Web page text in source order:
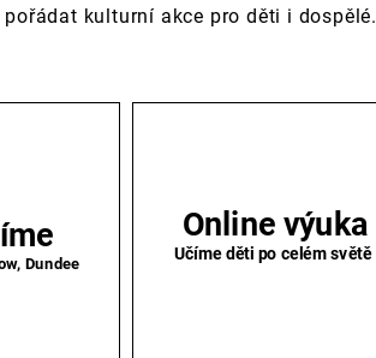
kulturní akce pro děti i dospělé.
Dundee
Online výuka
Učíme děti po celém světě